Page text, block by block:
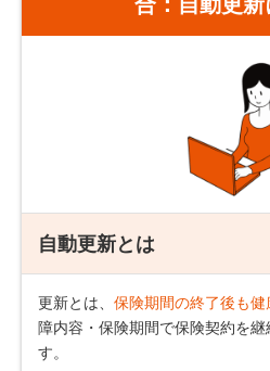
同一の先進医療において複数
受けたときは、それらの一連
患者申出療養による治療は、
先進医療とは、厚生労働大臣
用できるもののみをいい、医
なる疾病には一定の制限があ
保険期間10年
ご契約者さまからのお申し出が
間満了時に同一の保障内容で 最
更新後の保険料は、更新時の被
に適用される保険料率によって計
自動更新とは
更新とは、 保険期間の終了後も健
障内容・保険期間で保険契約を
す。